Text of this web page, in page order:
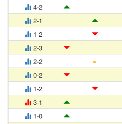
4-2
2-1
1-2
2-3
2-2
=
0-2
1-2
3-1
1-0